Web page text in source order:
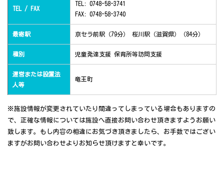
TEL / FAX
TEL: 0748-58-3741
FAX: 0748-58-3740
最寄駅 京セラ前駅（79分） 桜川駅（滋賀県）（84分）
種別 児童発達支援 保育所等訪問支援
運営または設置法
人等
竜王町
※施設情報が変更されていたり間違ってしまっている場合もありますの
で、正確な情報については施設へ直接お問い合わせ頂きますようお願い
致します。もし内容の相違にお気づき頂きましたら、お手数ではござい
ますがお問い合わせよりお知らせ頂けますと幸いです。